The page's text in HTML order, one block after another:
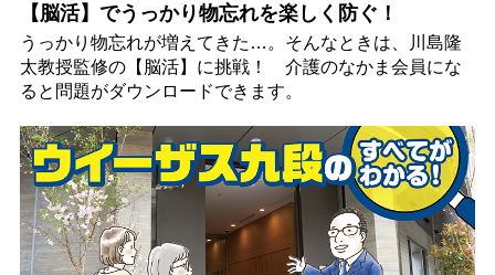
【脳活】でうっかり物忘れを楽しく防ぐ！
うっかり物忘れが増えてきた…。そんなときは、川島隆
太教授監修の【脳活】に挑戦！ 介護のなかま会員にな
ると問題がダウンロードできます。